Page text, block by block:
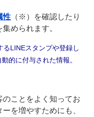
性 （※）を確認したり
められます。
LINEスタンプや登録し
的に付与された情報。
ことをよく知ってお
ーを増やすためにも、